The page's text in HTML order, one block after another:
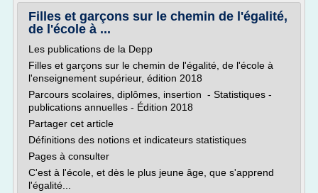
Filles et garçons sur le chemin de l'égalité,
de l'école à ...
Les publications de la Depp
Filles et garçons sur le chemin de l'égalité, de l'école à
l'enseignement supérieur, édition 2018
Parcours scolaires, diplômes, insertion - Statistiques -
publications annuelles - Édition 2018
Partager cet article
Définitions des notions et indicateurs statistiques
Pages à consulter
C'est à l'école, et dès le plus jeune âge, que s'apprend
l'égalité...